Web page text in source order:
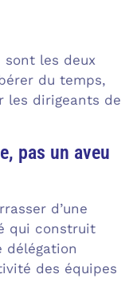
sont les deux
du temps,
les dirigeants de
pas un aveu
d’une
qui construit
délégation
des équipes